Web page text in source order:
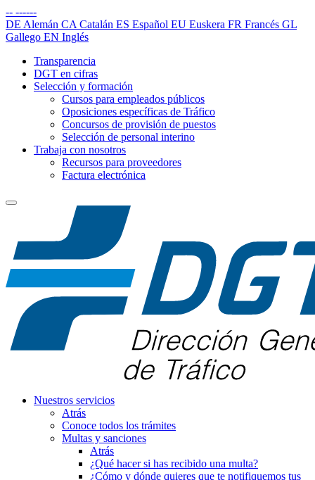
-- ------
DE Alemán CA Catalán ES Español EU Euskera FR Francés GL
Gallego EN Inglés
Transparencia
DGT en cifras
Selección y formación
Cursos para empleados públicos
Oposiciones específicas de Tráfico
Concursos de provisión de puestos
Selección de personal interino
Trabaja con nosotros
Recursos para proveedores
Factura electrónica
Nuestros servicios
Atrás
Conoce todos los trámites
Multas y sanciones
Atrás
¿Qué hacer si has recibido una multa?
¿Cómo y dónde quieres que te notifiquemos tus